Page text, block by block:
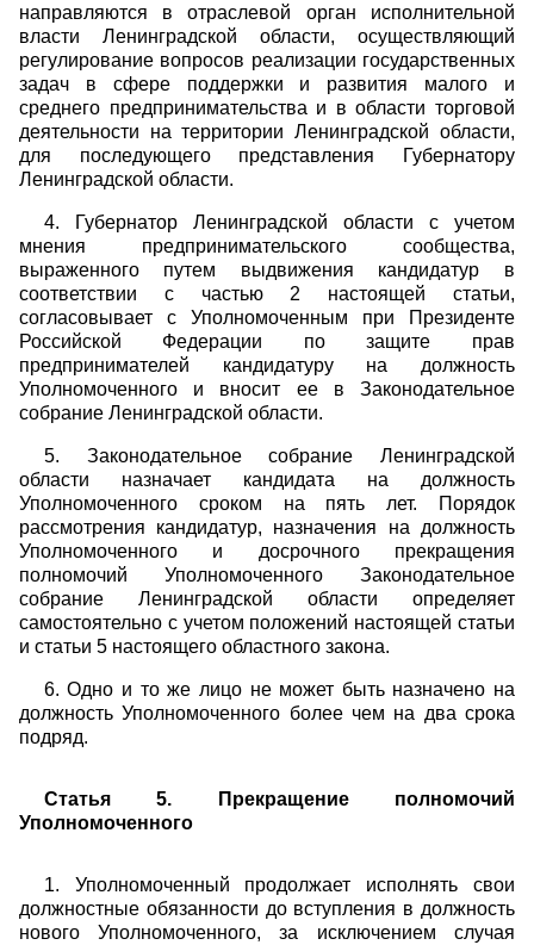
направляются в отраслевой орган исполнительной
власти Ленинградской области, осуществляющий
регулирование вопросов реализации государственных
задач в сфере поддержки и развития малого и
среднего предпринимательства и в области торговой
деятельности на территории Ленинградской области,
для последующего представления Губернатору
Ленинградской области.
4. Губернатор Ленинградской области с учетом
мнения предпринимательского сообщества,
выраженного путем выдвижения кандидатур в
соответствии с частью 2 настоящей статьи,
согласовывает с Уполномоченным при Президенте
Российской Федерации по защите прав
предпринимателей кандидатуру на должность
Уполномоченного и вносит ее в Законодательное
собрание Ленинградской области.
5. Законодательное собрание Ленинградской
области назначает кандидата на должность
Уполномоченного сроком на пять лет. Порядок
рассмотрения кандидатур, назначения на должность
Уполномоченного и досрочного прекращения
полномочий Уполномоченного Законодательное
собрание Ленинградской области определяет
самостоятельно с учетом положений настоящей статьи
и статьи 5 настоящего областного закона.
6. Одно и то же лицо не может быть назначено на
должность Уполномоченного более чем на два срока
подряд.
Статья 5. Прекращение полномочий
Уполномоченного
1. Уполномоченный продолжает исполнять свои
должностные обязанности до вступления в должность
нового Уполномоченного, за исключением случая